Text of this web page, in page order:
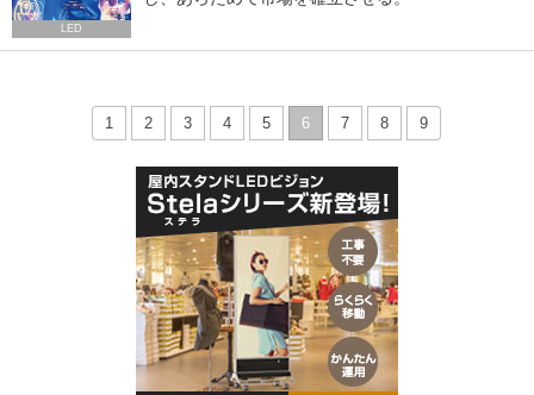
LED
1 2 3 4 5 6 7 8 9